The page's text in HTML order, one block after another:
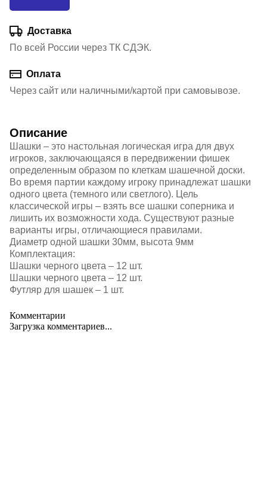
Доставка
По всей России через ТК СДЭК.
Оплата
Через сайт или наличными/картой при самовывозе.
Описание
Шашки – это настольная логическая игра для двух
игроков, заключающаяся в передвижении фишек
определенным образом по клеткам шашечной доски.
Во время партии каждому игроку принадлежат шашки
одного цвета (темного или светлого). Цель
классической игры – взять все шашки соперника и
лишить их возможности хода. Существуют разные
варианты игры, отличающиеся правилами.
Диаметр одной шашки 30мм, высота 9мм
Комплектация:
Шашки черного цвета – 12 шт.
Шашки черного цвета – 12 шт.
Футляр для шашек – 1 шт.
Комментарии
Загрузка комментариев...